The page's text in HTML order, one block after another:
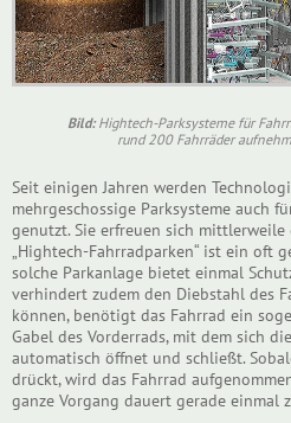
Bild:Hightech-Parksysteme für
rund 200 Fahrräder
Seit einigen Jahren werden
mehrgeschossige Parksysteme auch
genutzt. Sie erfreuen sich
„Hightech-Fahrradparken“ ist ein oft
solche Parkanlage bietet einmal
verhindert zudem den Diebstahl des
können, benötigt das Fahrrad ein
Gabel des Vorderrads, mit dem sich
automatisch öffnet und schließt.
drückt, wird das Fahrrad
ganze Vorgang dauert gerade einmal